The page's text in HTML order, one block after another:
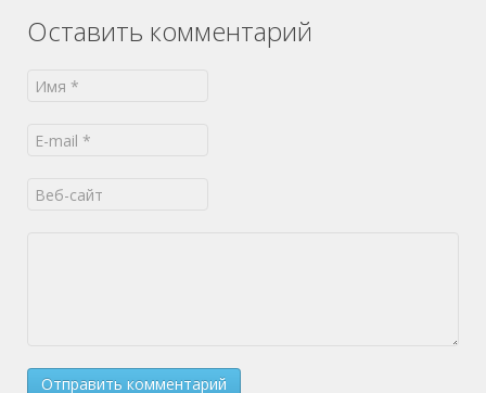
Оставить комментарий